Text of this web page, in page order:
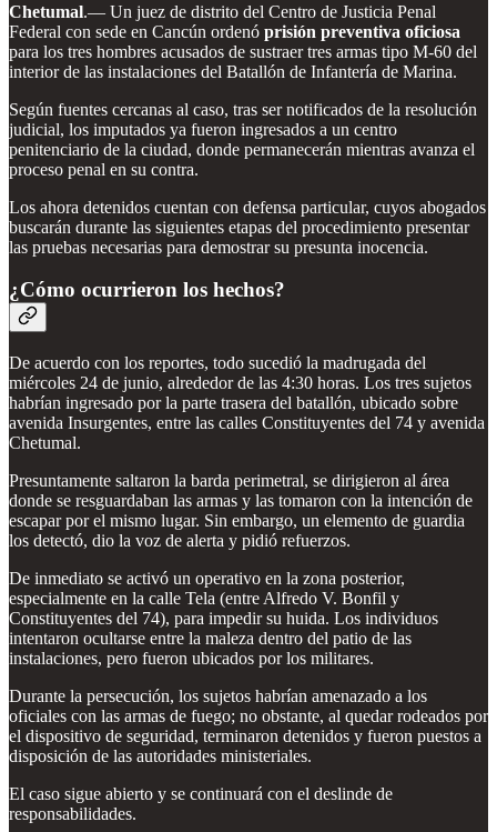
Chetumal.— Un juez de distrito del Centro de Justicia Penal
Federal con sede en Cancún ordenó prisión preventiva oficiosa
para los tres hombres acusados de sustraer tres armas tipo M-60 del
interior de las instalaciones del Batallón de Infantería de Marina.
Según fuentes cercanas al caso, tras ser notificados de la resolución
judicial, los imputados ya fueron ingresados a un centro
penitenciario de la ciudad, donde permanecerán mientras avanza el
proceso penal en su contra.
Los ahora detenidos cuentan con defensa particular, cuyos abogados
buscarán durante las siguientes etapas del procedimiento presentar
las pruebas necesarias para demostrar su presunta inocencia.
¿Cómo ocurrieron los hechos?
De acuerdo con los reportes, todo sucedió la madrugada del
miércoles 24 de junio, alrededor de las 4:30 horas. Los tres sujetos
habrían ingresado por la parte trasera del batallón, ubicado sobre
avenida Insurgentes, entre las calles Constituyentes del 74 y avenida
Chetumal.
Presuntamente saltaron la barda perimetral, se dirigieron al área
donde se resguardaban las armas y las tomaron con la intención de
escapar por el mismo lugar. Sin embargo, un elemento de guardia
los detectó, dio la voz de alerta y pidió refuerzos.
De inmediato se activó un operativo en la zona posterior,
especialmente en la calle Tela (entre Alfredo V. Bonfil y
Constituyentes del 74), para impedir su huida. Los individuos
intentaron ocultarse entre la maleza dentro del patio de las
instalaciones, pero fueron ubicados por los militares.
Durante la persecución, los sujetos habrían amenazado a los
oficiales con las armas de fuego; no obstante, al quedar rodeados por
el dispositivo de seguridad, terminaron detenidos y fueron puestos a
disposición de las autoridades ministeriales.
El caso sigue abierto y se continuará con el deslinde de
responsabilidades.